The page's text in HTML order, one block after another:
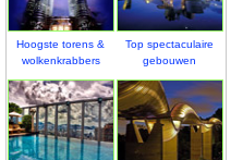
Hoogste torens &
wolkenkrabbers
Top spectaculaire
gebouwen